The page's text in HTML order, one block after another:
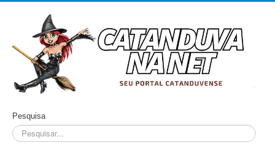
Pesquisa